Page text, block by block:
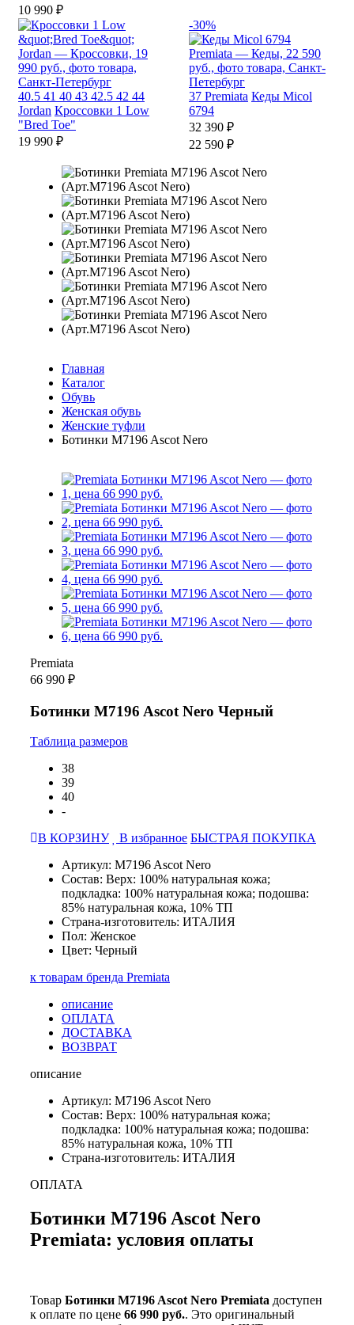
10 990 ₽
40.5 41 40 43 42.5 42 44
Jordan Кроссовки 1 Low
"Bred Toe"
19 990 ₽
-30%
37 Premiata Кеды Micol
6794
32 390 ₽
22 590 ₽
Главная
Каталог
Обувь
Женская обувь
Женские туфли
Ботинки M7196 Ascot Nero
Premiata
66 990 ₽
Ботинки M7196 Ascot Nero Черный
Таблица размеров
38
39
40
-
В КОРЗИНУ
В избранное БЫСТРАЯ ПОКУПКА
Артикул: M7196 Ascot Nero
Состав: Верх: 100% натуральная кожа;
подкладка: 100% натуральная кожа; подошва:
85% натуральная кожа, 10% ТП
Страна-изготовитель: ИТАЛИЯ
Пол: Женское
Цвет: Черный
к товарам бренда Premiata
описание
ОПЛАТА
ДОСТАВКА
ВОЗВРАТ
описание
Артикул: M7196 Ascot Nero
Состав: Верх: 100% натуральная кожа;
подкладка: 100% натуральная кожа; подошва:
85% натуральная кожа, 10% ТП
Страна-изготовитель: ИТАЛИЯ
ОПЛАТА
Ботинки M7196 Ascot Nero
Premiata: условия оплаты
Товар Ботинки M7196 Ascot Nero Premiata доступен
к оплате по цене 66 990 руб.. Это оригинальный